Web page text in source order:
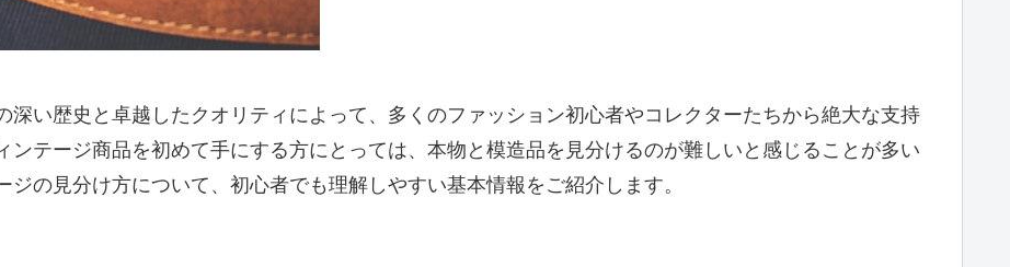
深い歴史と卓越したクオリティによって、多くのファッション初心者やコレクターたちから絶大な支持
ンテージ商品を初めて手にする方にとっては、本物と模造品を見分けるのが難しいと感じることが多い
の見分け方について、初心者でも理解しやすい基本情報をご紹介します。